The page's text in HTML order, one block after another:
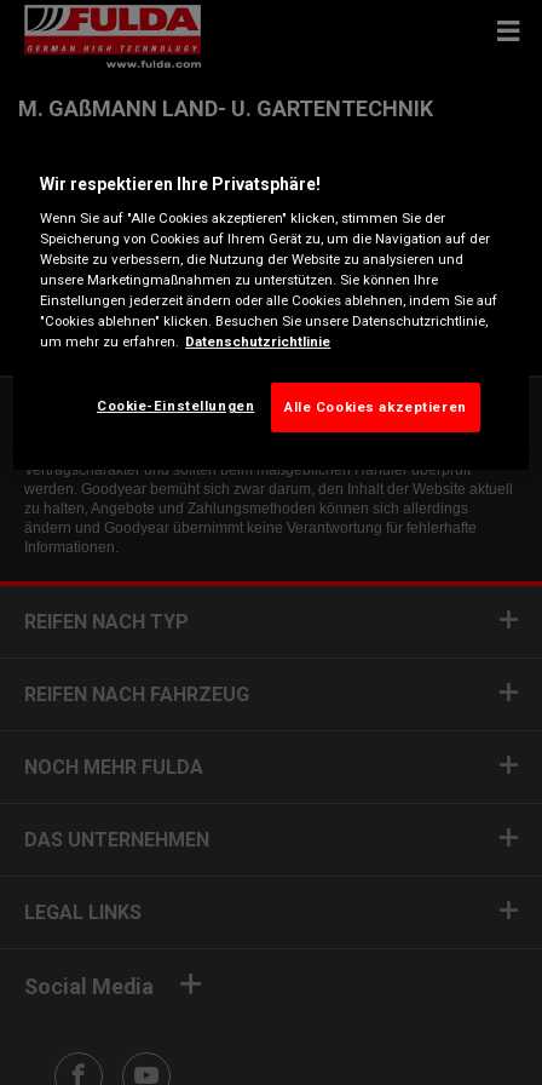
M. GAßMANN LAND- U. GARTENTECHNIK
Bahnhofstr. 10 , 39326 LOITSCHE
Anfahrtsbeschreibung
Telefonnummer anzeigen
Die Informationen auf dieser Website sind allgemeiner Natur und dienen
ausschließlich zur Orientierung. Die angegebenen Informationen sind nicht
Vertragscharakter und sollten beim maßgeblichen Händler überprüft
werden. Goodyear bemüht sich zwar darum, den Inhalt der Website aktuell
zu halten, Angebote und Zahlungsmethoden können sich allerdings
ändern und Goodyear übernimmt keine Verantwortung für fehlerhafte
Informationen.
REIFEN NACH TYP
REIFEN NACH FAHRZEUG
NOCH MEHR FULDA
DAS UNTERNEHMEN
Social Media
LEGAL LINKS
Wir respektieren Ihre Privatsphäre!
Wenn Sie auf "Alle Cookies akzeptieren" klicken, stimmen Sie der
Speicherung von Cookies auf Ihrem Gerät zu, um die Navigation auf der
Website zu verbessern, die Nutzung der Website zu analysieren und
unsere Marketingmaßnahmen zu unterstützen. Sie können Ihre
Einstellungen jederzeit ändern oder alle Cookies ablehnen, indem Sie auf
"Cookies ablehnen" klicken. Besuchen Sie unsere Datenschutzrichtlinie,
um mehr zu erfahren. Datenschutzrichtlinie
Cookie-Einstellungen Alle Cookies akzeptieren